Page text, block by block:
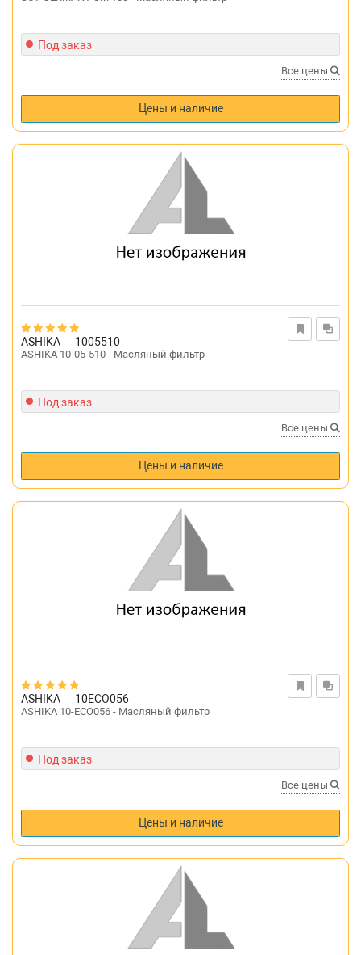
Под заказ
Все цены
Цены и наличие
ASHIKA 1005510
ASHIKA 10-05-510 - Масляный фильтр
Под заказ
Все цены
Цены и наличие
ASHIKA 10ECO056
ASHIKA 10-ECO056 - Масляный фильтр
Под заказ
Все цены
Цены и наличие